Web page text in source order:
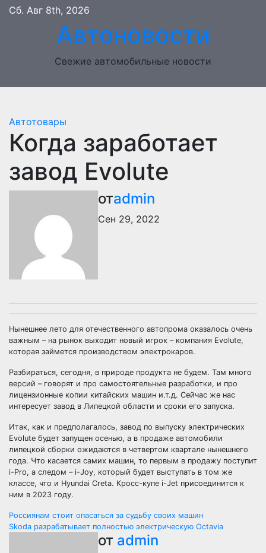
Перейти
содержимому
Сб. Авг 8th, 2026
Автоновости
Свежие автомобильные новости
Автотовары
Когда заработает
завод Evolute
отadmin
Сен 29, 2022
Нынешнее лето для отечественного автопрома оказалось очень
важным – на рынок выходит новый игрок – компания Evolute,
которая займется производством электрокаров.
Разбираться, сегодня, в природе продукта не будем. Там много
версий – говорят и про самостоятельные разработки, и про
лицензионные копии китайских машин и.т.д. Сейчас же нас
интересует завод в Липецкой области и сроки его запуска.
Итак, как и предполагалось, завод по выпуску электрических
Evolute будет запущен осенью, а в продаже автомобили
липецкой сборки ожидаются в четвертом квартале нынешнего
года. Что касается самих машин, то первым в продажу поступит
i-Pro, а следом – i-Joy, который будет выступать в том же
классе, что и Hyundai Creta. Кросс-купе i-Jet присоединится к
ним в 2023 году.
Навигация
Россиянам стоит опасаться за судьбу своих машин
Skoda разрабатывает полностью электрическую Octavia
от admin